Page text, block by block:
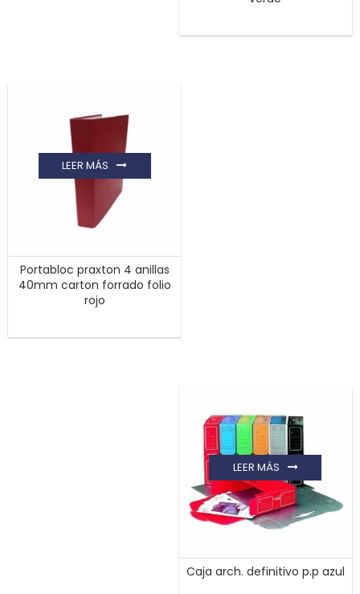
Portabloc praxton 4 anillas
40mm carton forrado folio
rojo
LEER MÁS
Caja arch. definitivo p.p azul
LEER MÁS